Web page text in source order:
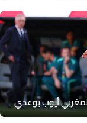
أيوب بوعدي